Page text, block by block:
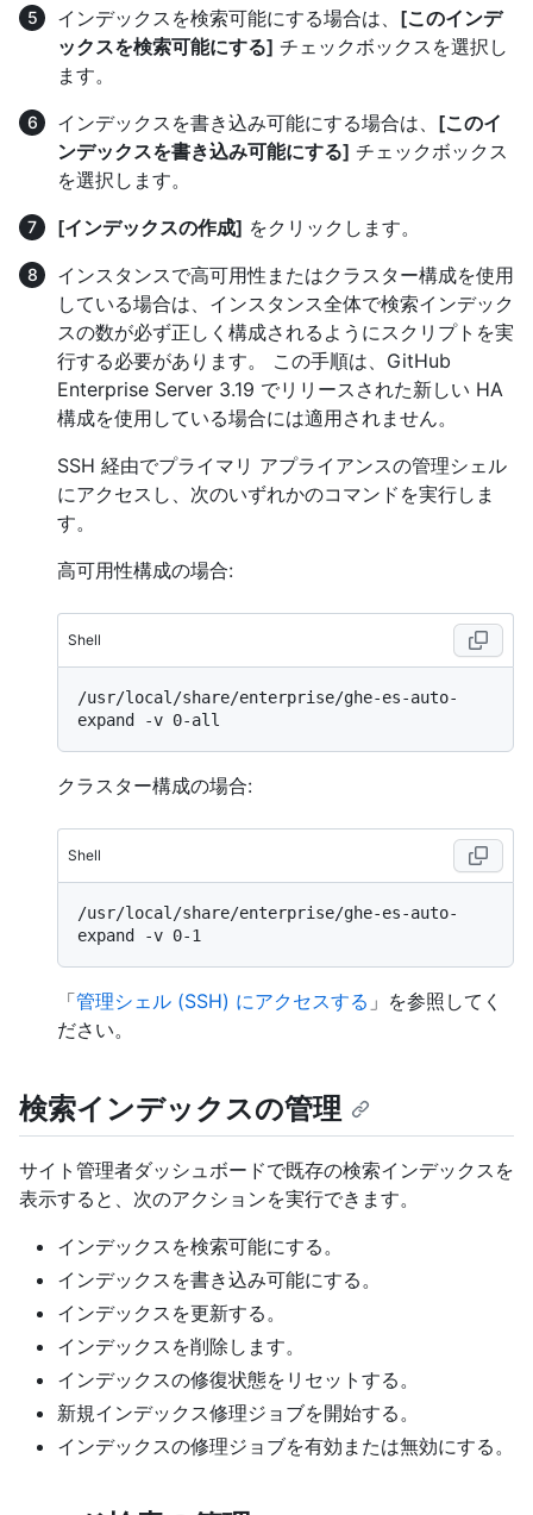
インデックスを検索可能にする場合は、 [このインデ
ックスを検索可能にする] チェックボックスを選択し
ます。
インデックスを書き込み可能にする場合は、 [このイ
ンデックスを書き込み可能にする] チェックボックス
を選択します。
[インデックスの作成] をクリックします。
インスタンスで高可用性またはクラスター構成を使用
している場合は、インスタンス全体で検索インデック
スの数が必ず正しく構成されるようにスクリプトを実
行する必要があります。 この手順は、GitHub
Enterprise Server 3.19 でリリースされた新しい HA
構成を使用している場合には適用されません。
SSH 経由でプライマリ アプライアンスの管理シェル
にアクセスし、次のいずれかのコマンドを実行しま
す。
高可用性構成の場合:
Shell
/usr/local/share/enterprise/ghe-es-auto-
クラスター構成の場合:
Shell
/usr/local/share/enterprise/ghe-es-auto-
「管理シェル (SSH) にアクセスする 」を参照してく
ださい。
検索インデックスの管理
サイト管理者ダッシュボードで既存の検索インデックスを
表示すると、次のアクションを実行できます。
インデックスを検索可能にする。
インデックスを書き込み可能にする。
インデックスを更新する。
インデックスを削除します。
インデックスの修復状態をリセットする。
新規インデックス修理ジョブを開始する。
インデックスの修理ジョブを有効または無効にする。